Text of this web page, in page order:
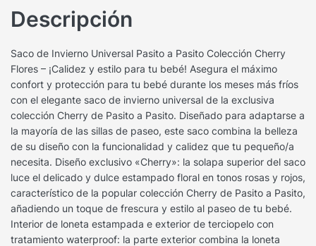
Descripción
Saco de Invierno Universal Pasito a Pasito Colección Cherry
Flores – ¡Calidez y estilo para tu bebé! Asegura el máximo
confort y protección para tu bebé durante los meses más fríos
con el elegante saco de invierno universal de la exclusiva
colección Cherry de Pasito a Pasito. Diseñado para adaptarse a
la mayoría de las sillas de paseo, este saco combina la belleza
de su diseño con la funcionalidad y calidez que tu pequeño/a
necesita. Diseño exclusivo «Cherry»: la solapa superior del saco
luce el delicado y dulce estampado floral en tonos rosas y rojos,
característico de la popular colección Cherry de Pasito a Pasito,
añadiendo un toque de frescura y estilo al paseo de tu bebé.
Interior de loneta estampada e exterior de terciopelo con
tratamiento waterproof: la parte exterior combina la loneta